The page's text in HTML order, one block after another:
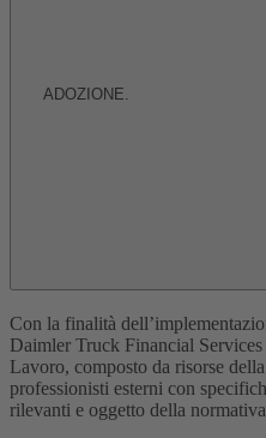
ADOZIONE.
Con la finalità
Daimler Truck Financial
Lavoro, composto da risorse
professionisti esterni con
rilevanti e oggetto della